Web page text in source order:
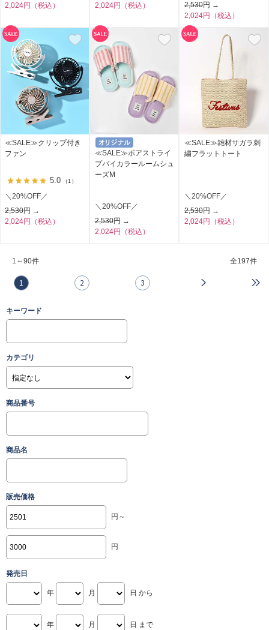
2,024円（税込）
2,024円（税込）
2,530円 →
2,024円（税込）
≪SALE≫クリップ付き
ファン
5.0 （1）
＼20%OFF／
2,530円 →
2,024円（税込）
≪SALE≫ボアストライ
プバイカラールームシュ
ーズM
＼20%OFF／
2,530円 →
2,024円（税込）
≪SALE≫雑材サガラ刺
繍フラットトート
＼20%OFF／
2,530円 →
2,024円（税込）
1～90件 全197件
1 2 3
キーワード
カテゴリ
商品番号
商品名
販売価格
円～
円
発売日
年 月 日 から
年 月 日 まで